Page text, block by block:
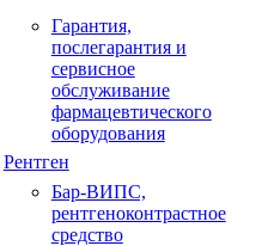
Гарантия,
послегарантия и
сервисное
обслуживание
фармацевтического
оборудования
Рентген
Бар-ВИПС,
рентгеноконтрастное
средство